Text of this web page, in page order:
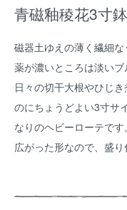
青磁釉稜花3寸鉢
磁器土ゆえの薄く繊細
薬が濃いところは淡いブ
日々の切干大根やひじ
のにちょうどよい3寸サ
なりのヘビーローテで
広がった形なので、盛り